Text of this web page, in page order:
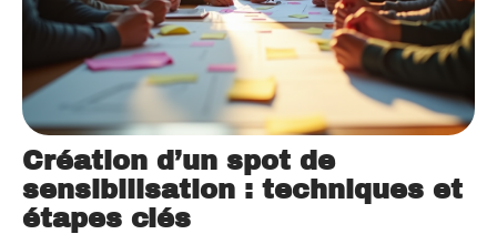
Création d’un spot de
sensibilisation : techniques et
étapes clés